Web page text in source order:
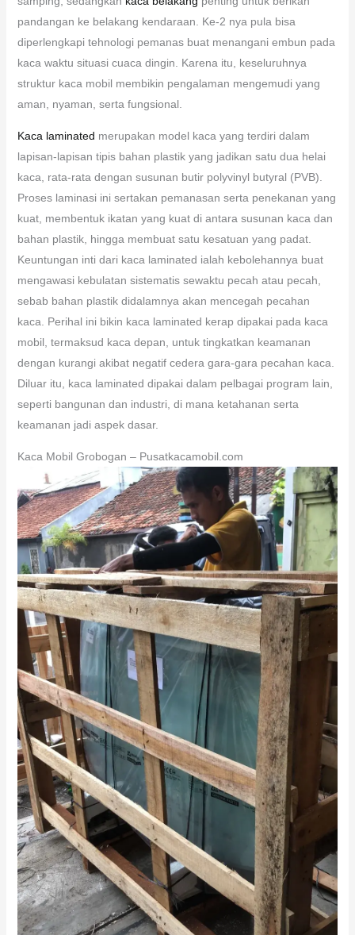
pandangan ke belakang kendaraan. Ke-2 nya pula bisa
diperlengkapi tehnologi pemanas buat menangani embun pada
kaca waktu situasi cuaca dingin. Karena itu, keseluruhnya
struktur kaca mobil membikin pengalaman mengemudi yang
aman, nyaman, serta fungsional.
Kaca laminated merupakan model kaca yang terdiri dalam
lapisan-lapisan tipis bahan plastik yang jadikan satu dua helai
kaca, rata-rata dengan susunan butir polyvinyl butyral (PVB).
Proses laminasi ini sertakan pemanasan serta penekanan yang
kuat, membentuk ikatan yang kuat di antara susunan kaca dan
bahan plastik, hingga membuat satu kesatuan yang padat.
Keuntungan inti dari kaca laminated ialah kebolehannya buat
mengawasi kebulatan sistematis sewaktu pecah atau pecah,
sebab bahan plastik didalamnya akan mencegah pecahan
kaca. Perihal ini bikin kaca laminated kerap dipakai pada kaca
mobil, termaksud kaca depan, untuk tingkatkan keamanan
dengan kurangi akibat negatif cedera gara-gara pecahan kaca.
Diluar itu, kaca laminated dipakai dalam pelbagai program lain,
seperti bangunan dan industri, di mana ketahanan serta
keamanan jadi aspek dasar.
Kaca Mobil Grobogan – Pusatkacamobil.com